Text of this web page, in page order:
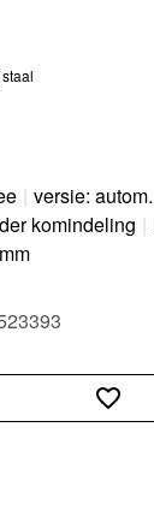
| versie:
komindeling |